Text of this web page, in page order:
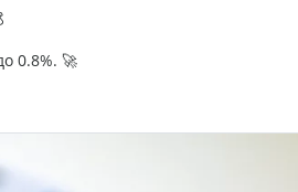
0.8%. 🚀